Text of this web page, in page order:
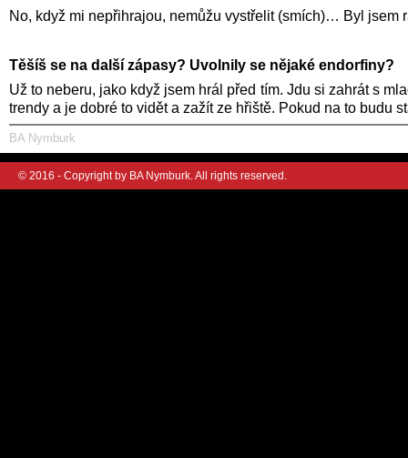
No, když mi nepřihrajou, nemůžu vystřelit (smích)… Byl jsem
Těšíš se na další zápasy? Uvolnily se nějaké endorfiny?
Už to neberu, jako když jsem hrál před tím. Jdu si zahrát s
trendy a je dobré to vidět a zažít ze hřiště. Pokud na to budu
BA Nymburk
© 2016 - Copyright by BA Nymburk. All rights reserved.